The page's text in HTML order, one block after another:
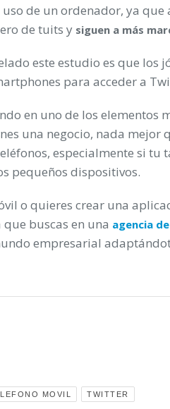
de un ordenador, ya que
de tuits y siguen a más
este estudio es que los
para acceder a
en uno de los elementos
una negocio, nada mejor
especialmente si tu
pequeños dispositivos.
o quieres crear una
buscas en una agencia de
empresarial
MOVIL TWITTER